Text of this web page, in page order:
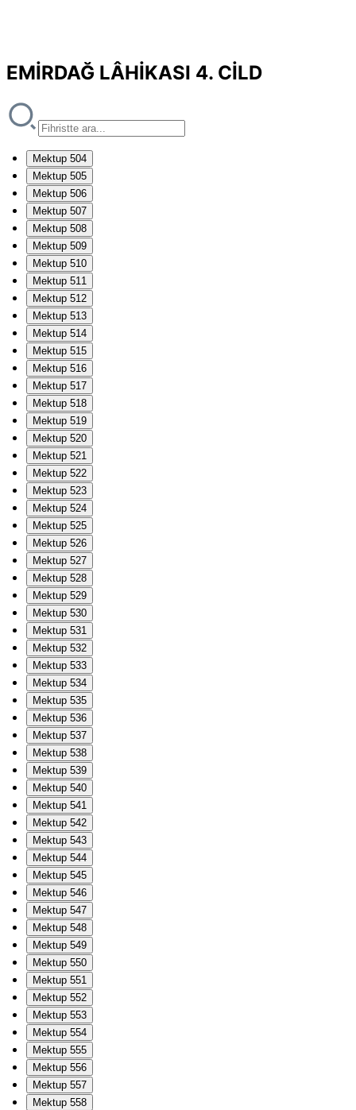
EMİRDAĞ LÂHİKASI 4. CİLD
Mektup 504
Mektup 505
Mektup 506
Mektup 507
Mektup 508
Mektup 509
Mektup 510
Mektup 511
Mektup 512
Mektup 513
Mektup 514
Mektup 515
Mektup 516
Mektup 517
Mektup 518
Mektup 519
Mektup 520
Mektup 521
Mektup 522
Mektup 523
Mektup 524
Mektup 525
Mektup 526
Mektup 527
Mektup 528
Mektup 529
Mektup 530
Mektup 531
Mektup 532
Mektup 533
Mektup 534
Mektup 535
Mektup 536
Mektup 537
Mektup 538
Mektup 539
Mektup 540
Mektup 541
Mektup 542
Mektup 543
Mektup 544
Mektup 545
Mektup 546
Mektup 547
Mektup 548
Mektup 549
Mektup 550
Mektup 551
Mektup 552
Mektup 553
Mektup 554
Mektup 555
Mektup 556
Mektup 557
Mektup 558